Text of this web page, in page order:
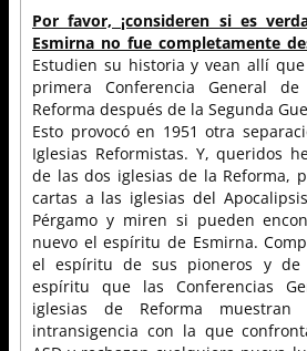
Por favor, ¡consideren si es
Esmirna no fue completamente
Estudien su historia y vean allí
primera Conferencia General
Reforma después de la Segunda
Esto provocó en 1951 otra
Iglesias Reformistas. Y, queridos
de las dos iglesias de la Reforma,
cartas a las iglesias del
Pérgamo y miren si pueden
nuevo el espíritu de Esmirna.
el espíritu de sus pioneros y
espíritu que las Conferencias
iglesias de Reforma
intransigencia con la que